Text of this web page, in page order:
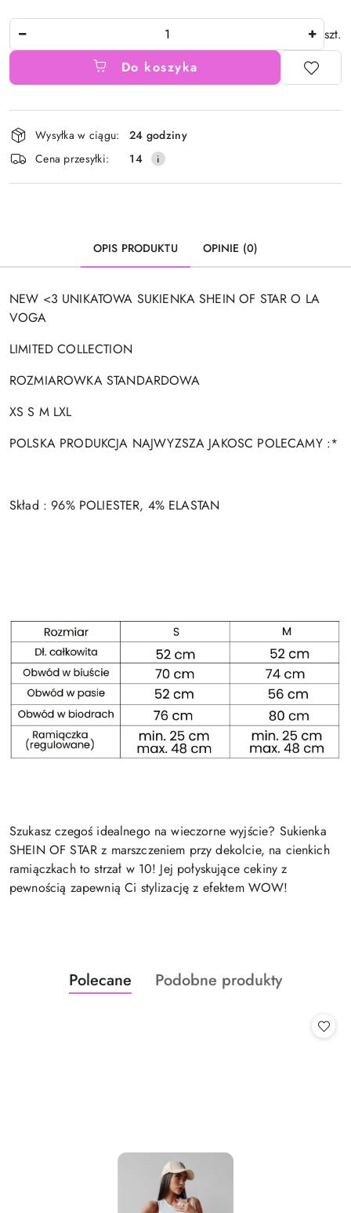
szt.
Do koszyka
Dostępność
i
dostawa
Wysyłka w ciągu:
24 godziny
Cena przesyłki:
14
OPIS PRODUKTU OPINIE (0)
NEW <3 UNIKATOWA SUKIENKA SHEIN OF STAR O LA
VOGA
LIMITED COLLECTION
ROZMIAROWKA STANDARDOWA
XS S M LXL
POLSKA PRODUKCJA NAJWYZSZA JAKOSC POLECAMY :*
Skład : 96% POLIESTER, 4% ELASTAN
Szukasz czegoś idealnego na wieczorne wyjście? Sukienka
SHEIN OF STAR z marszczeniem przy dekolcie, na cienkich
ramiączkach to strzał w 10! Jej połyskujące cekiny z
pewnością zapewnią Ci stylizację z efektem WOW!
Pomiń karuzelę produktów
Produkty
o
Polecane
Produkty
Podobne produkty